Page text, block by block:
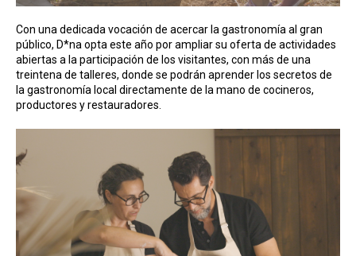
Con una dedicada vocación de acercar la gastronomía al gran
público, D*na opta este año por ampliar su oferta de actividades
abiertas a la participación de los visitantes, con más de una
treintena de talleres, donde se podrán aprender los secretos de
la gastronomía local directamente de la mano de cocineros,
productores y restauradores.